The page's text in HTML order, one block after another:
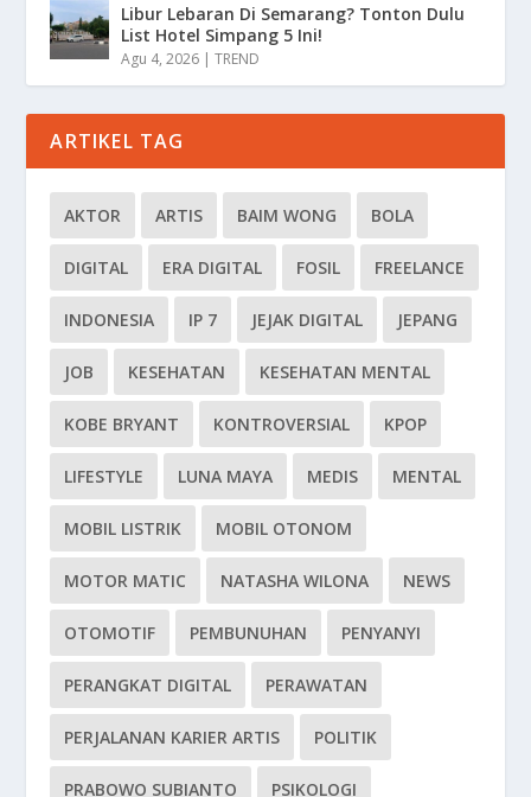
Libur Lebaran Di Semarang? Tonton Dulu
List Hotel Simpang 5 Ini!
Agu 4, 2026 |TREND
ARTIKEL TAG
AKTOR ARTIS BAIM WONG BOLA
DIGITAL ERA DIGITAL FOSIL FREELANCE
INDONESIA IP 7 JEJAK DIGITAL JEPANG
JOB KESEHATAN KESEHATAN MENTAL
KOBE BRYANT KONTROVERSIAL KPOP
LIFESTYLE LUNA MAYA MEDIS MENTAL
MOBIL LISTRIK MOBIL OTONOM
MOTOR MATIC NATASHA WILONA NEWS
OTOMOTIF PEMBUNUHAN PENYANYI
PERANGKAT DIGITAL PERAWATAN
PERJALANAN KARIER ARTIS POLITIK
PRABOWO SUBIANTO PSIKOLOGI